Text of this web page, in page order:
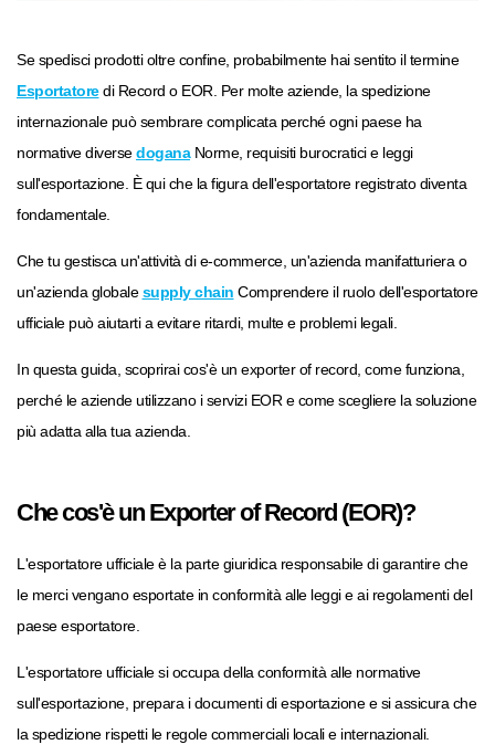
Se spedisci prodotti oltre confine, probabilmente hai sentito il termine
Esportatoredi Record o EOR. Per molte aziende, la spedizione
internazionale può sembrare complicata perché ogni paese ha
normative diversedoganaNorme, requisiti burocratici e leggi
sull'esportazione. È qui che la figura dell'esportatore registrato diventa
fondamentale.
Che tu gestisca un'attività di e-commerce, un'azienda manifatturiera o
un'azienda globalesupply chain Comprendere il ruolo dell'esportatore
ufficiale può aiutarti a evitare ritardi, multe e problemi legali.
In questa guida, scoprirai cos'è un exporter of record, come funziona,
perché le aziende utilizzano i servizi EOR e come scegliere la soluzione
più adatta alla tua azienda.
Che cos'è un Exporter of Record (EOR)?
L'esportatore ufficiale è la parte giuridica responsabile di garantire che
le merci vengano esportate in conformità alle leggi e ai regolamenti del
paese esportatore.
L'esportatore ufficiale si occupa della conformità alle normative
sull'esportazione, prepara i documenti di esportazione e si assicura che
la spedizione rispetti le regole commerciali locali e internazionali.